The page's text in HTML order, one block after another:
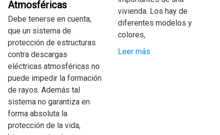
Atmosféricas
Debe tenerse en cuenta,
que un sistema de
protección de estructuras
contra descargas
eléctricas atmosféricas no
puede impedir la formación
de rayos. Además tal
sistema no garantiza en
forma absoluta la
protección de la vida,
vivienda. Los hay de
diferentes modelos y
colores,
Leer más